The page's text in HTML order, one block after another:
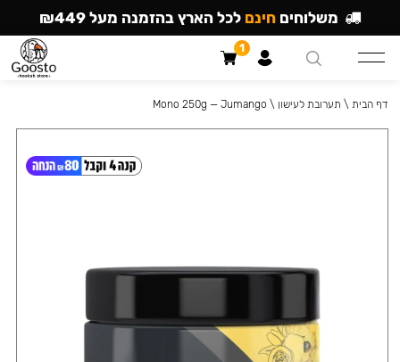
דף הבית \ תערובת לעישון \
Mono 250g — Jumango
משלוחים חינם לכל הארץ בהזמנה מעל ₪449
1